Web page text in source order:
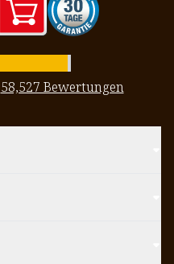
58,527 Bewertungen